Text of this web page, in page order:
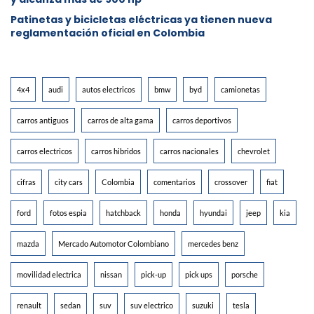
Patinetas y bicicletas eléctricas ya tienen nueva
reglamentación oficial en Colombia
4x4 audi autos electricos bmw byd camionetas
carros antiguos carros de alta gama carros deportivos
carros electricos carros hibridos carros nacionales chevrolet
cifras city cars Colombia comentarios crossover fiat
ford fotos espia hatchback honda hyundai jeep kia
mazda Mercado Automotor Colombiano mercedes benz
movilidad electrica nissan pick-up pick ups porsche
renault sedan suv suv electrico suzuki tesla